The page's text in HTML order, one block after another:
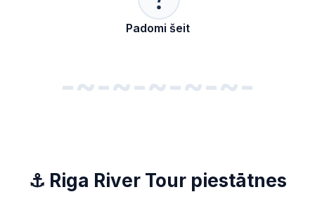
Padomi šeit
-~-~-~-~-~-
⚓ Riga River Tour piestātnes